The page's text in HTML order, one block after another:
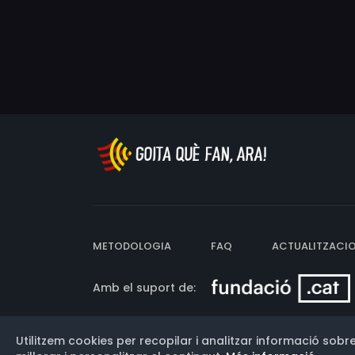
METODOLOGIA FAQ
Amb el suport de:
Versió: 3.13.0.202607011342
Utilitzem cookies per recopilar i analitzar informació